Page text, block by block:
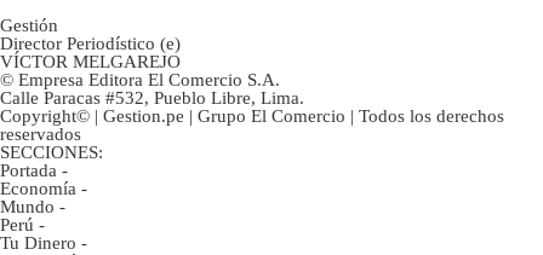
Gestión
Director Periodístico (e)
VÍCTOR MELGAREJO
© Empresa Editora El Comercio S.A.
Calle Paracas #532, Pueblo Libre, Lima.
Copyright© | Gestion.pe | Grupo El Comercio | Todos los derechos
reservados
SECCIONES:
Portada -
Economía -
Mundo -
Perú -
Tu Dinero -